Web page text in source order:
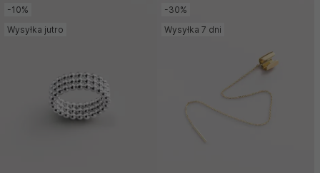
-10%
Wysyłka jutro
-30%
Wysyłka 7 dni